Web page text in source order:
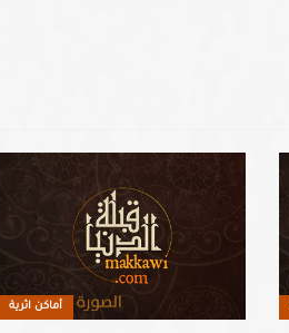
أماكن اثرية